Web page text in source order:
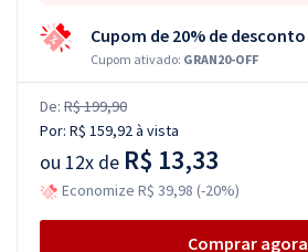
Cupom de 20% de desconto
Cupom ativado: GRAN20-OFF
De: R$ 199,90
Por: R$ 159,92à vista
ou 12x de R$ 13,33
Economize R$ 39,98 (-20%)
Comprar agora